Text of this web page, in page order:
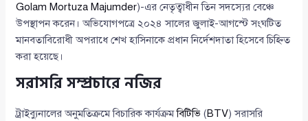
Golam Mortuza Majumder)-এর নেতৃত্বাধীন তিন সদস্যের বেঞ্চে
উপস্থাপন করেন। অভিযোগপত্রে ২০২৪ সালের জুলাই-আগস্টে সংঘটিত
মানবতাবিরোধী অপরাধে শেখ হাসিনাকে প্রধান নির্দেশদাতা হিসেবে চিহ্নিত
করা হয়েছে।
সরাসরি সম্প্রচারে নজির
ট্রাইব্যুনালের অনুমতিক্রমে বিচারিক কার্যক্রমবিটিভি (BTV) সরাসরি